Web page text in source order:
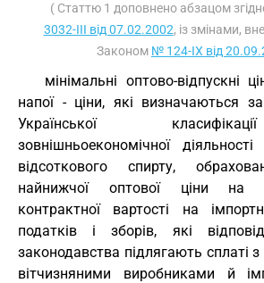
( Статтю 1 доповнено абзацом
3032-III від 07.02.2002, із змінами,
Законом № 124-IX від
мінімальні оптово-відпускні
напої - ціни, які визначаються
Української
зовнішньоекономічної
відсоткового спирту,
найнижчої оптової ціни на
контрактної вартості на
податків і зборів, які
законодавства підлягають сплаті з
вітчизняними виробниками й